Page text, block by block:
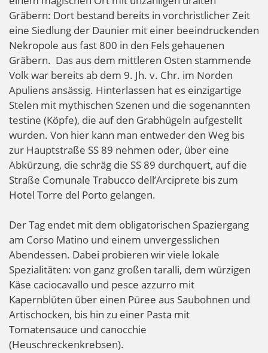
Gräbern: Dort bestand bereits in vorchristlicher Zeit
eine Siedlung der Daunier mit einer beeindruckenden
Nekropole aus fast 800 in den Fels gehauenen
Gräbern. Das aus dem mittleren Osten stammende
Volk war bereits ab dem 9. Jh. v. Chr. im Norden
Apuliens ansässig. Hinterlassen hat es einzigartige
Stelen mit mythischen Szenen und die sogenannten
testine (Köpfe), die auf den Grabhügeln aufgestellt
wurden. Von hier kann man entweder den Weg bis
zur Hauptstraße SS 89 nehmen oder, über eine
Abkürzung, die schräg die SS 89 durchquert, auf die
Straße Comunale Trabucco dell’Arciprete bis zum
Hotel Torre del Porto gelangen.
Der Tag endet mit dem obligatorischen Spaziergang
am Corso Matino und einem unvergesslichen
Abendessen. Dabei probieren wir viele lokale
Spezialitäten: von ganz großen taralli, dem würzigen
Käse caciocavallo und pesce azzurro mit
Kapernblüten über einen Püree aus Saubohnen und
Artischocken, bis hin zu einer Pasta mit
Tomatensauce und canocchie
(Heuschreckenkrebsen).